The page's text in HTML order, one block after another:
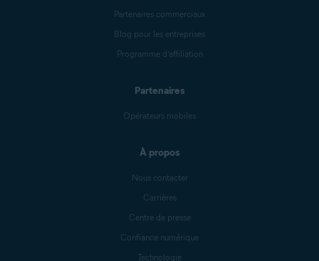
Partenaires commerciaux
Blog pour les entreprises
Programme d’affiliation
Partenaires
Opérateurs mobiles
À propos
Nous contacter
Carrières
Centre de presse
Confiance numérique
Technologie